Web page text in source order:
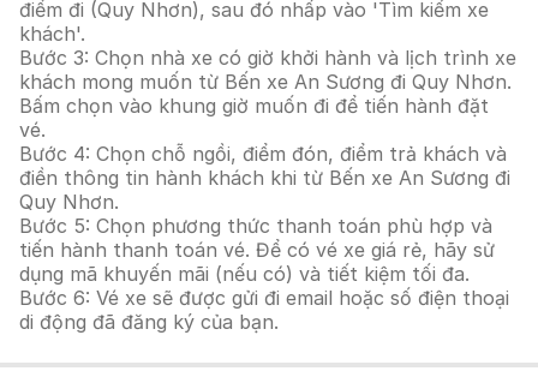
điểm đi (Quy Nhơn), sau đó nhấp vào 'Tìm kiếm xe
khách'.
Bước 3: Chọn nhà xe có giờ khởi hành và lịch trình xe
khách mong muốn từ Bến xe An Sương đi Quy Nhơn.
Bấm chọn vào khung giờ muốn đi để tiến hành đặt
vé.
Bước 4: Chọn chỗ ngồi, điểm đón, điểm trả khách và
điền thông tin hành khách khi từ Bến xe An Sương đi
Quy Nhơn.
Bước 5: Chọn phương thức thanh toán phù hợp và
tiến hành thanh toán vé. Để có vé xe giá rẻ, hãy sử
dụng mã khuyến mãi (nếu có) và tiết kiệm tối đa.
Bước 6: Vé xe sẽ được gửi đi email hoặc số điện thoại
di động đã đăng ký của bạn.